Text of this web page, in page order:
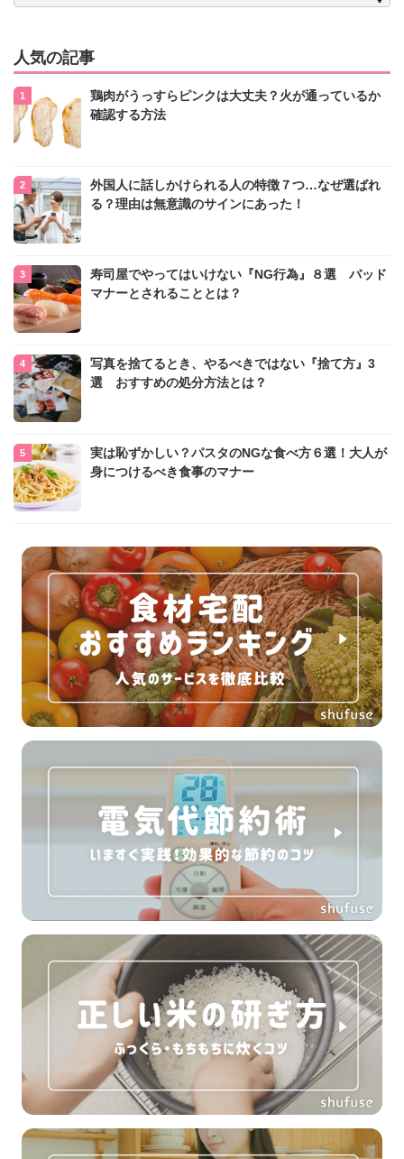
人気の記事
鶏肉がうっすらピンクは大丈夫？火が通っているか
確認する方法
外国人に話しかけられる人の特徴７つ…なぜ選ばれ
る？理由は無意識のサインにあった！
寿司屋でやってはいけない『NG行為』８選 バッド
マナーとされることとは？
写真を捨てるとき、やるべきではない『捨て方』3
選 おすすめの処分方法とは？
実は恥ずかしい？パスタのNGな食べ方６選！大人が
身につけるべき食事のマナー